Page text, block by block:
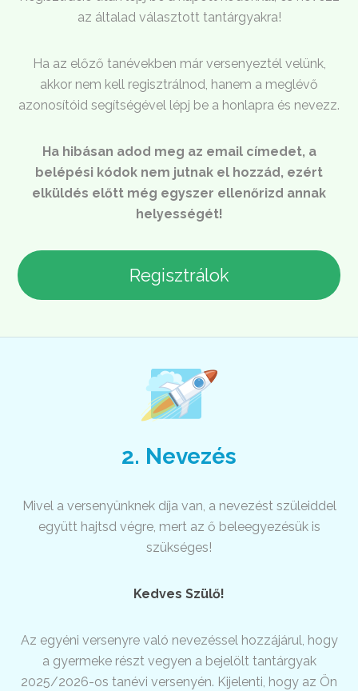
az általad választott tantárgyakra!
Ha az előző tanévekben már versenyeztél velünk,
akkor nem kell regisztrálnod, hanem a meglévő
azonosítóid segítségével lépj be a honlapra és nevezz.
Ha hibásan adod meg az email címedet, a
belépési kódok nem jutnak el hozzád, ezért
elküldés előtt még egyszer ellenőrizd annak
helyességét!
Regisztrálok
2. Nevezés
Mivel a versenyünknek díja van, a nevezést szüleiddel
együtt hajtsd végre, mert az ő beleegyezésük is
szükséges!
Kedves Szülő!
Az egyéni versenyre való nevezéssel hozzájárul, hogy
a gyermeke részt vegyen a bejelölt tantárgyak
2025/2026-os tanévi versenyén. Kijelenti, hogy az Ön